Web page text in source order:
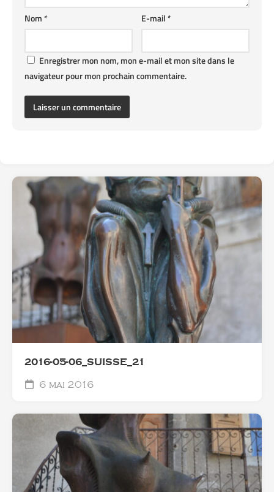
E-mail*
Nom*
Enregistrer mon nom, mon e-mail et mon site dans le
navigateur pour mon prochain commentaire.
2016-05-06_SUISSE_21
6 mai 2016